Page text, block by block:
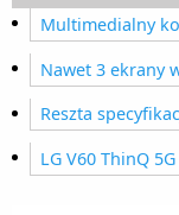
Multimedialny
Nawet 3 ekrany
Reszta
LG V60 ThinQ